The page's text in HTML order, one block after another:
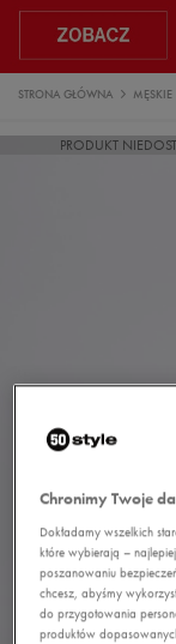
STRONA GŁÓWNA MĘSKIE
PRODUKT
Chronimy Twoje
Dokładamy wszelkich
które wybierają –
poszanowaniu
chcesz, abyśmy
do przygotowania
produktów